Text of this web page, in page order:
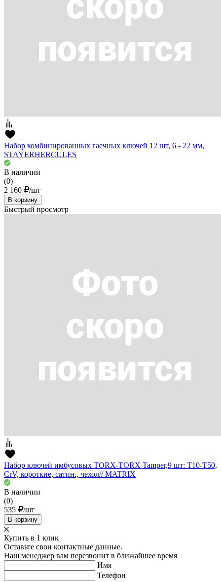
Набор комбинированных гаечных ключей 12 шт, 6 - 22 мм,
STAYERHERCULES
В наличии
(0)
2 160
/шт
В корзину
Быстрый просмотр
Набор ключей имбусовых TORX-TORX Tamper,9 шт: T10-T50,
CrV, короткие, сатин., чехол// MATRIX
В наличии
(0)
535
/шт
В корзину
Купить в 1 клик
Оставьте свои контактные данные.
Наш менеджер вам перезвонит в ближайшее время
Имя
Телефон